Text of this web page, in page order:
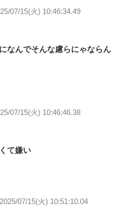
07/15(火) 10:46:34.49
なんでそんな慮らにゃならん
07/15(火) 10:46:46.38
て嫌い
2025/07/15(火) 10:51:10.04